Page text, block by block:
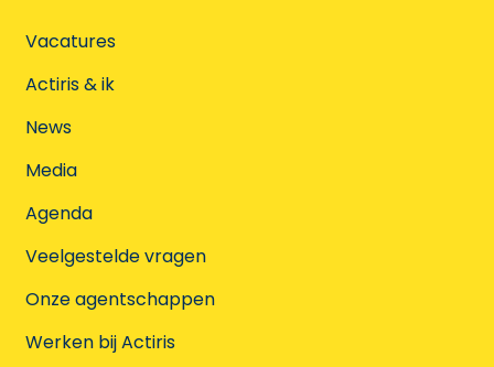
Vacatures
Actiris & ik
News
Media
Agenda
Veelgestelde vragen
Onze agentschappen
Werken bij Actiris